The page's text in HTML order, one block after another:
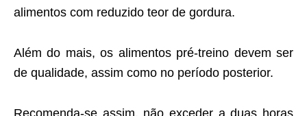
alimentos com reduzido teor de gordura.
Além do mais, os alimentos pré-treino devem ser
de qualidade, assim como no período posterior.
Recomenda-se assim, não exceder a duas horas